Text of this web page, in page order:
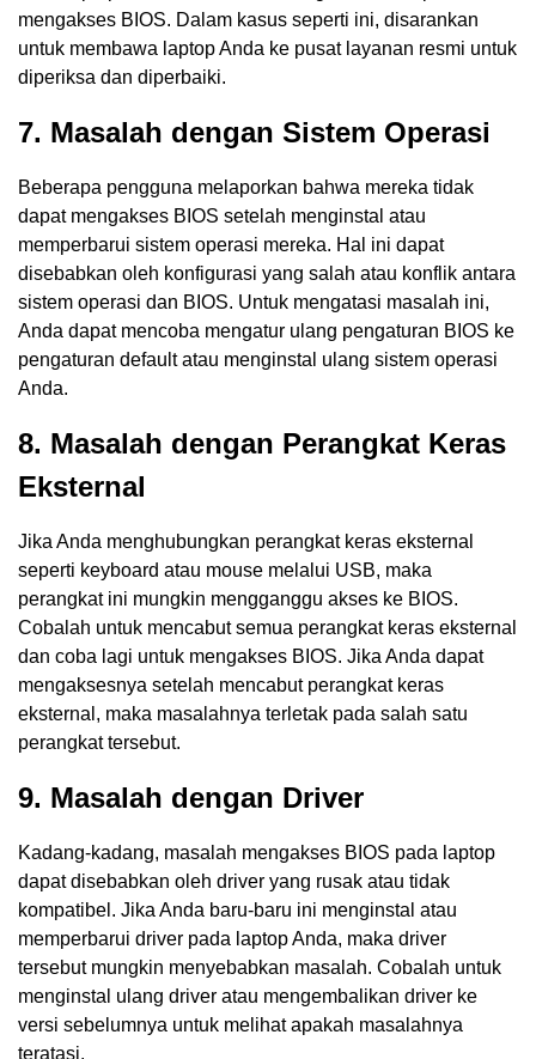
mengakses BIOS. Dalam kasus seperti ini, disarankan
untuk membawa laptop Anda ke pusat layanan resmi untuk
diperiksa dan diperbaiki.
7. Masalah dengan Sistem Operasi
Beberapa pengguna melaporkan bahwa mereka tidak
dapat mengakses BIOS setelah menginstal atau
memperbarui sistem operasi mereka. Hal ini dapat
disebabkan oleh konfigurasi yang salah atau konflik antara
sistem operasi dan BIOS. Untuk mengatasi masalah ini,
Anda dapat mencoba mengatur ulang pengaturan BIOS ke
pengaturan default atau menginstal ulang sistem operasi
Anda.
8. Masalah dengan Perangkat Keras
Eksternal
Jika Anda menghubungkan perangkat keras eksternal
seperti keyboard atau mouse melalui USB, maka
perangkat ini mungkin mengganggu akses ke BIOS.
Cobalah untuk mencabut semua perangkat keras eksternal
dan coba lagi untuk mengakses BIOS. Jika Anda dapat
mengaksesnya setelah mencabut perangkat keras
eksternal, maka masalahnya terletak pada salah satu
perangkat tersebut.
9. Masalah dengan Driver
Kadang-kadang, masalah mengakses BIOS pada laptop
dapat disebabkan oleh driver yang rusak atau tidak
kompatibel. Jika Anda baru-baru ini menginstal atau
memperbarui driver pada laptop Anda, maka driver
tersebut mungkin menyebabkan masalah. Cobalah untuk
menginstal ulang driver atau mengembalikan driver ke
versi sebelumnya untuk melihat apakah masalahnya
teratasi.